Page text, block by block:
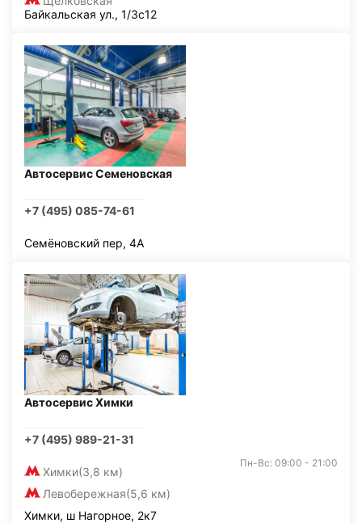
Байкальская ул., 1/3с12
Автосервис Семеновская
+7 (495) 085-74-61
Семёновский пер, 4А
Автосервис Химки
+7 (495) 989-21-31
Химки(3,8 км)
Левобережная(5,6 км)
Пн-Вс: 09:00 - 21:00
Химки, ш Нагорное, 2к7